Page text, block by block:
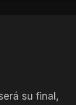
su final,